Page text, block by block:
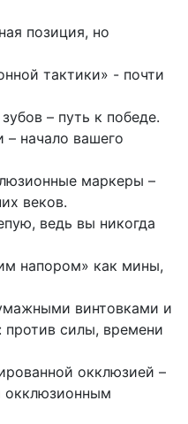
позиция, но
тактики» - почти
– путь к победе.
начало вашего
маркеры –
веков.
ведь вы никогда
напором» как мины,
винтовками и
силы, времени
окклюзией –
окклюзионным